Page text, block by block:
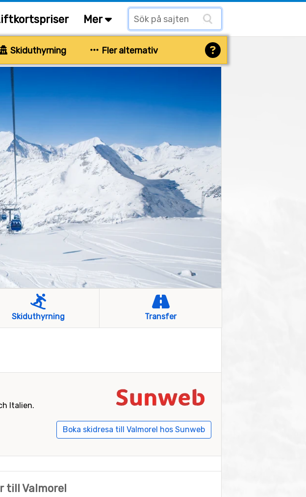
Mer
Skiduthyrning Fler alternativ
Skiduthyrning Transfer
Italien.
Boka skidresa till Valmorel hos Sunweb
till Valmorel